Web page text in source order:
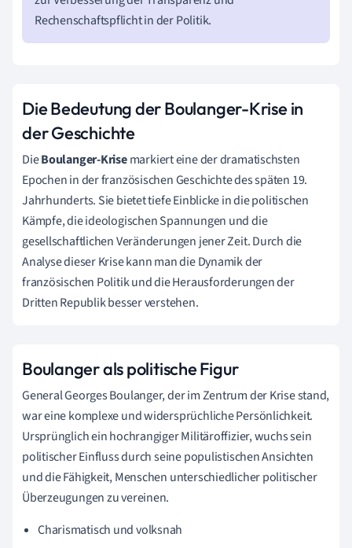
Rechenschaftspflicht in der Politik.
Die Bedeutung der Boulanger-Krise in
der Geschichte
DieBoulanger-Krisemarkiert eine der dramatischsten
Epochen in der französischen Geschichte des späten 19.
Jahrhunderts. Sie bietet tiefe Einblicke in die politischen
Kämpfe, die ideologischen Spannungen und die
gesellschaftlichen Veränderungen jener Zeit. Durch die
Analyse dieser Krise kann man die Dynamik der
französischen Politik und die Herausforderungen der
Dritten Republik besser verstehen.
Boulanger als politische Figur
General Georges Boulanger, der im Zentrum der Krise stand,
war eine komplexe und widersprüchliche Persönlichkeit.
Ursprünglich ein hochrangiger Militäroffizier, wuchs sein
politischer Einfluss durch seine populistischen Ansichten
und die Fähigkeit, Menschen unterschiedlicher politischer
Überzeugungen zu vereinen.
Charismatisch und volksnah